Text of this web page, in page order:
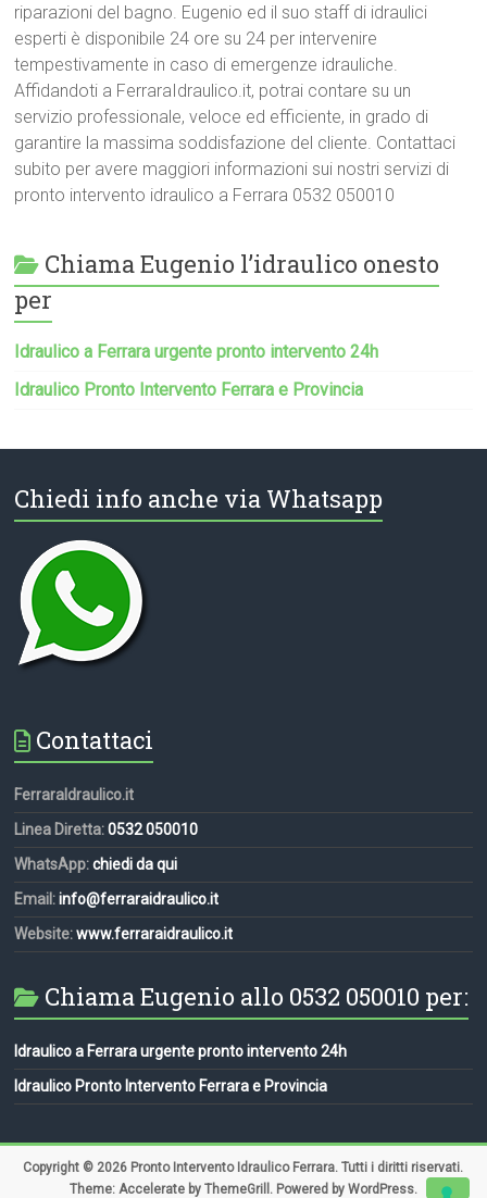
riparazioni del bagno. Eugenio ed il suo staff di idraulici
esperti è disponibile 24 ore su 24 per intervenire
tempestivamente in caso di emergenze idrauliche.
Affidandoti a FerraraIdraulico.it, potrai contare su un
servizio professionale, veloce ed efficiente, in grado di
garantire la massima soddisfazione del cliente. Contattaci
subito per avere maggiori informazioni sui nostri servizi di
pronto intervento idraulico a Ferrara 0532 050010
Chiama Eugenio l’idraulico onesto
per
Idraulico a Ferrara urgente pronto intervento 24h
Idraulico Pronto Intervento Ferrara e Provincia
Chiedi info anche via Whatsapp
Contattaci
FerraraIdraulico.it
Linea Diretta:0532 050010
WhatsApp:chiedi da qui
Email:info@ferraraidraulico.it
Website:www.ferraraidraulico.it
Chiama Eugenio allo 0532 050010 per:
Idraulico a Ferrara urgente pronto intervento 24h
Idraulico Pronto Intervento Ferrara e Provincia
Copyright © 2026 Pronto Intervento Idraulico Ferrara. Tutti i diritti riservati.
Theme: Accelerateby ThemeGrill. Powered by WordPress.